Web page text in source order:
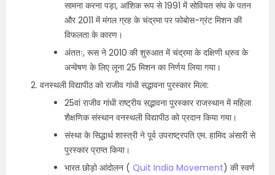
सामना करना पड़ा, आंशिक रूप से 1991 में सोवियत संघ के पतन
और 2011 में मंगल ग्रह के चंद्रमा पर फोबोस-ग्रंट मिशन की
विफलता के कारण।
अंततः, रूस ने 2010 की शुरुआत में चंद्रमा के दक्षिणी ध्रुव के
अन्वेषण के लिए लूना 25 मिशन का निर्णय लिया गया।
वनस्थली विद्यापीठ को राजीव गांधी सद्भावना पुरस्कार मिला:
25वां राजीव गांधी राष्ट्रीय सद्भावना पुरस्कार राजस्थान में महिला
शैक्षणिक संस्थान वनस्थली विद्यापीठ को प्रदान किया गया।
संस्था के सिद्धार्थ शास्त्री ने पूर्व उपराष्ट्रपति एम. हामिद अंसारी से
पुरस्कार प्राप्त किया।
भारत छोड़ो आंदोलन ( Quit India Movement) की स्वर्ण